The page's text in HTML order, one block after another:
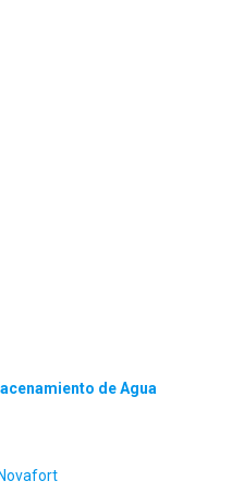
de Agua